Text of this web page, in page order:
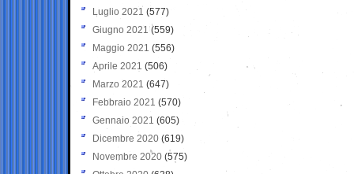
Luglio 2021 (577)
Giugno 2021(559)
Maggio 2021 (556)
Aprile 2021 (506)
Marzo 2021 (647)
Febbraio 2021 (570)
Gennaio 2021 (605)
Dicembre 2020 (619)
Novembre 2020 (575)